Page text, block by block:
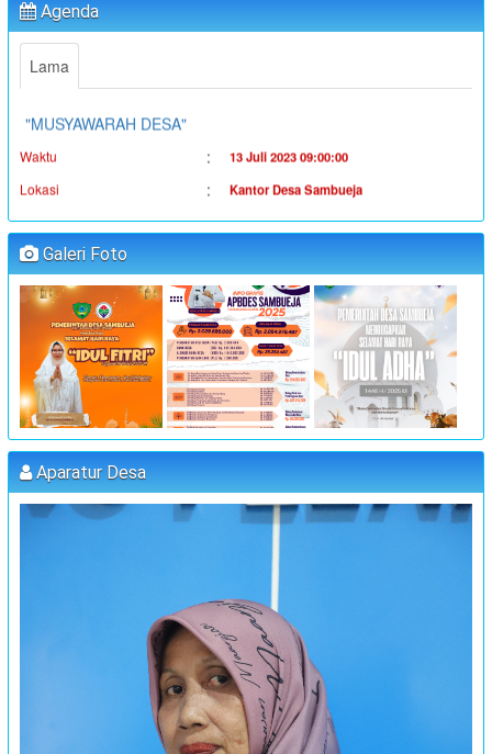
Agenda
Lama
Koordinator
"MUSYAWARAH DESA"
Lokasi
Koordinator : JUFRI (SEKDES SAMBUEJA)
Waktu :
Lokasi : Kantor Desa Sambueja
Koordinator : JUFRI (SEKDES SAMBUEJA)
"MUSYAWARAH DESA"
Waktu : 25 Juli 2023 09:00:00
Lokasi : Kantor Desa Sambueja
Koordinator : MUHAMMAD AGUS, S.Pd (kETUA BPD)
PELATIHAN FORUM DISABILITAS T.A 2023
31 Juli 2023 09:00:00
Kantor Desa Sambueja
JUFRI (SEKDES SAMBUEJA)
MUSRENBANG DESA
: 20 September 2023 13:00:00
: Kantor Desa Sambueja
: JUFRI
Galeri Foto
Aparatur Desa